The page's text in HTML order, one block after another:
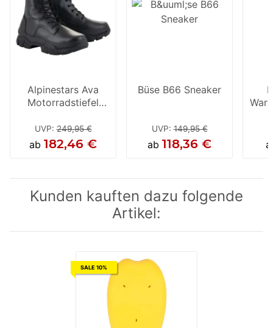
Alpinestars Ava
Motorradstiefel
UVP:249,95 €
ab 182,46 €
Büse B66 Sneaker
UVP:149,95 €
ab 118,36 €
Kunden kauften dazu folgende
Artikel:
SALE 10%